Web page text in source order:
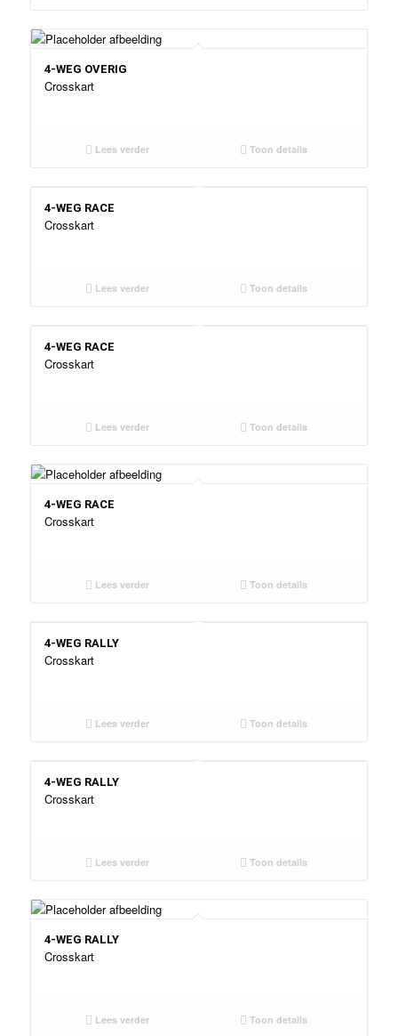
4-WEG OVERIG
Crosskart
Lees verder Toon details
4-WEG RACE
Crosskart
Lees verder Toon details
4-WEG RACE
Crosskart
Lees verder Toon details
4-WEG RACE
Crosskart
Lees verder Toon details
4-WEG RALLY
Crosskart
Lees verder Toon details
4-WEG RALLY
Crosskart
Lees verder Toon details
4-WEG RALLY
Crosskart
Lees verder Toon details